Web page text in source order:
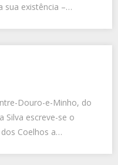
sua existência –…
Douro-e-Minho, do
Silva escreve-se o
Coelhos a…